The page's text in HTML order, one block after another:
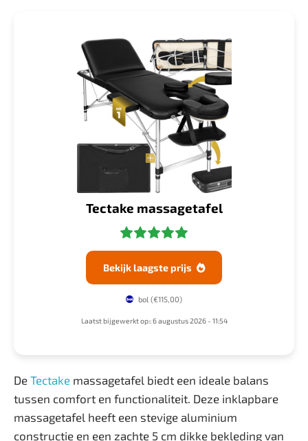
Tectake massagetafel
Bekijk laagste prijs 
bol (€115,00)
Laatst bijgewerkt op:: 6 augustus 2026 - 11:54
De Tectakemassagetafel biedt een ideale balans
tussen comfort en functionaliteit. Deze inklapbare
massagetafel heeft een stevige aluminium
constructie en een zachte 5 cm dikke bekleding van